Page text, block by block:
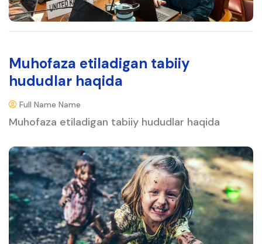
Muhofaza etiladigan tabiiy
hududlar haqida
Full Name Name
Muhofaza etiladigan tabiiy hududlar haqida